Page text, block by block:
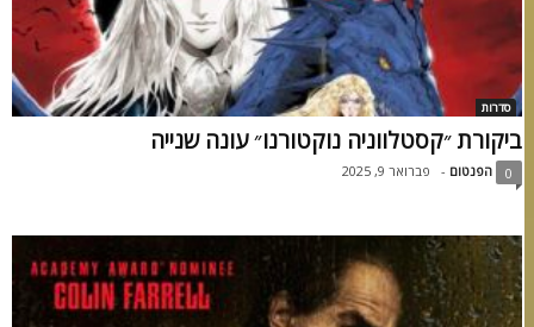
סדרות
ביקורת ״קסטלווניה נוקטורנו״ עונה שנייה
הפנטום פברואר 9, 2025 0